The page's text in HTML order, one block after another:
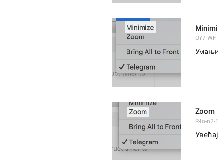
OY7-
Zoom
R4o-n2-
Увећај